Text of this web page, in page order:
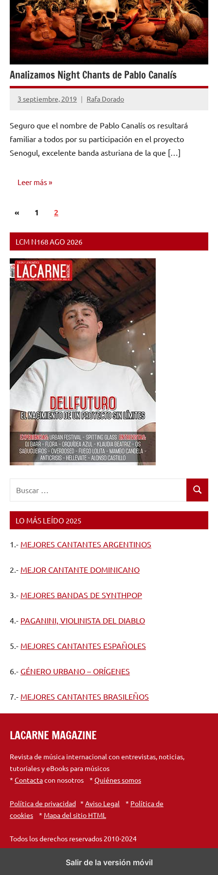
Analizamos Night Chants de Pablo Canalís
3 septiembre, 2019 Rafa Dorado
No
comentarios
Seguro que el nombre de Pablo Canalís os resultará
familiar a todos por su participación en el proyecto
Senogul, excelente banda asturiana de la que […]
Leer más
RESEÑAS
Paginación
entradas
«Entradas
1 2
LCM N168 AGO 2026
Buscar
LO MÁS LEÍDO 2025
1.- MEJORES CANTANTES ARGENTINOS
2.- MEJOR CANTANTE DOMINICANO
3.- MEJORES BANDAS DE SYNTHPOP
4.- PAGANINI, VIOLINISTA DEL DIABLO
5.- MEJORES CANTANTES ESPAÑOLES
6.- GÉNERO URBANO – ORÍGENES
7.- MEJORES CANTANTES BRASILEÑOS
LACARNE MAGAZINE
Revista de música internacional con entrevistas, noticias,
tutoriales y eBooks para músicos
* Contactacon nosotros * Quiénes somos
Política de privacidad * Aviso Legal * Política de
cookies * Mapa del sitio HTML
Todos los derechos reservados 2010-2024
Salir de la versión móvil